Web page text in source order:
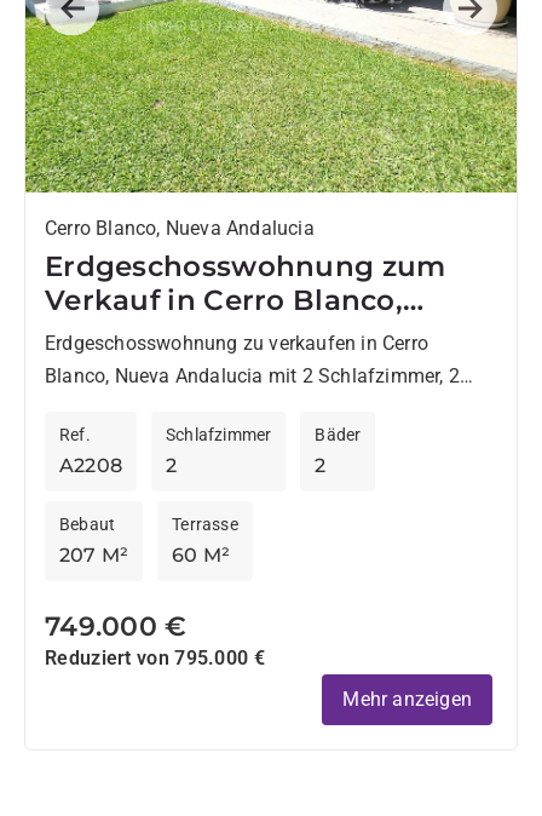
Previous Next
Cerro Blanco, Nueva Andalucia
Erdgeschosswohnung zum
Verkauf in Cerro Blanco,
Nueva Andalucia
Erdgeschosswohnung zu verkaufen in Cerro
Blanco, Nueva Andalucia mit 2 Schlafzimmer, 2
eingebaut 1988 und hat Pool (gemeinschaftlich),
garaje...
A2208
Ref.
2
Schlafzimmer
2
Bäder
207 M²
Bebaut
60 M²
Terrasse
749.000 €
Reduziert von 795.000 €
Mehr anzeigen